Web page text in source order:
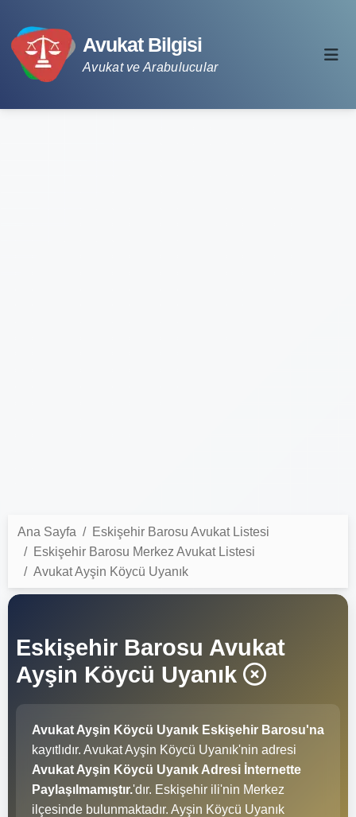
Avukat Bilgisi
Avukat ve Arabulucular
Ana Sayfa
Eskişehir Barosu Avukat Listesi
Eskişehir Barosu Merkez Avukat Listesi
Avukat Ayşin Köycü Uyanık
Eskişehir Barosu Avukat
Ayşin Köycü Uyanık
Avukat Ayşin Köycü Uyanık Eskişehir Barosu'na
kayıtlıdır. Avukat Ayşin Köycü Uyanık'nin adresi
Avukat Ayşin Köycü Uyanık Adresi İnternette
Paylaşılmamıştır.'dır. Eskişehir ili'nin Merkez
ilçesinde bulunmaktadır. Ayşin Köycü Uyanık